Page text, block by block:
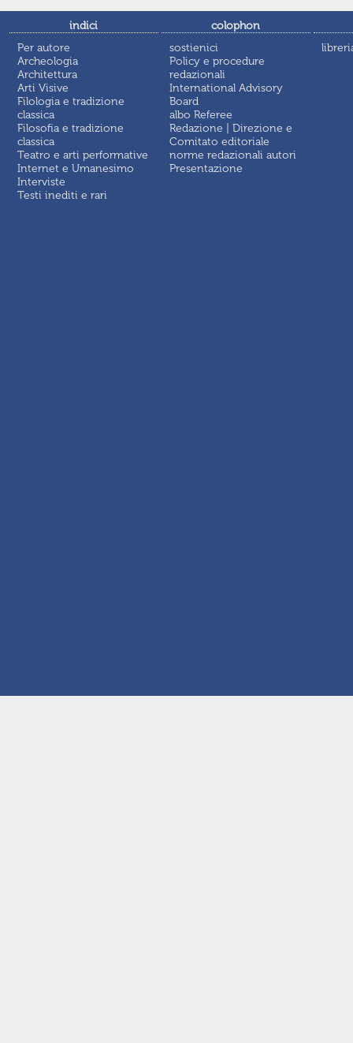
indici
Per autore
Archeologia
Architettura
Arti Visive
Filologia e tradizione
classica
Filosofia e tradizione
classica
Teatro e arti performative
Internet e Umanesimo
Interviste
Testi inediti e rari
colophon
sostienici
Policy e procedure
redazionali
International Advisory
Board
albo Referee
Redazione | Direzione e
Comitato editoriale
norme redazionali autori
Presentazione